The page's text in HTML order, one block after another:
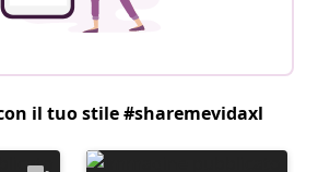
il tuo stile #sharemevidaxl